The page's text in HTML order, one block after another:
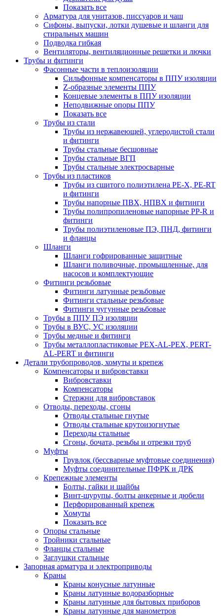
Показать все
Арматура для унитазов, писсуаров и чаш
Сифоны, выпуски, лотки душевые и шланги для
стиральных машин
Подводка гибкая
Вентиляторы, вентиляционные решетки и лючки
Трубы и фитинги
Фасонные части в теплоизоляции
Cильфонные компенсаторы в ППУ изоляции
Z-образные элементы ППУ
Концевые элементы в ППУ изоляции
Неподвижные опоры ППУ
Показать все
Трубы из стали
Трубы из нержавеющей, углеродистой стали
и фитинги
Трубы стальные бесшовные
Трубы стальные ВГП
Трубы стальные электросварные
Трубы из пластиков
Трубы из сшитого полиэтилена PE-X, PE-RT
и фитинги
Трубы напорные ПВХ, НПВХ и фитинги
Трубы полипропиленовые напорные PP-R и
фитинги
Трубы полиэтиленовые ПЭ, ПНД, фитинги
и фланцы
Шланги
Шланги гофрированные защитные
Шланги поливочные, промышленные, для
насосов и комплектующие
Фитинги резьбовые
Фитинги латунные резьбовые
Фитинги стальные резьбовые
Фитинги чугунные резьбовые
Трубы в ППУ ПЭ изоляции
Трубы в ВУС, УС изоляции
Трубы медные и фитинги
Трубы металлопластиковые PEX-AL-PEX, PERT-
AL-PERT и фитинги
Детали трубопроводов, хомуты и крепеж
Компенсаторы и вибровставки
Вибровставки
Компенсаторы
Стержни для вибровставок
Отводы, переходы, сгоны
Отводы стальные гнутые
Отводы стальные крутоизогнутые
Переходы стальные
Сгоны, бочата, резьбы и отрезки труб
Муфты
Грувлок (бессварные муфтовые соединения)
Муфты соединительные ПФРК и ДРК
Крепежные элементы
Болты, гайки и шайбы
Винт-шурупы, болты анкерные и дюбели
Перфорированный крепеж
Хомуты
Показать все
Опоры стальные
Тройники стальные
Фланцы стальные
Заглушки стальные
Запорная арматура и электроприводы
Краны
Краны конусные латунные
Краны латунные водоразборные
Краны латунные для бытовых приборов
Краны латунные для манометров